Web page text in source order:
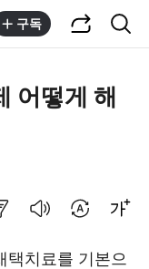
구독
어떻게 해
택치료를 기본으